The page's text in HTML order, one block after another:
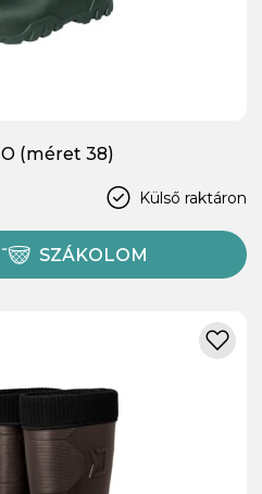
(méret 38)
Külső raktáron
SZÁKOLOM